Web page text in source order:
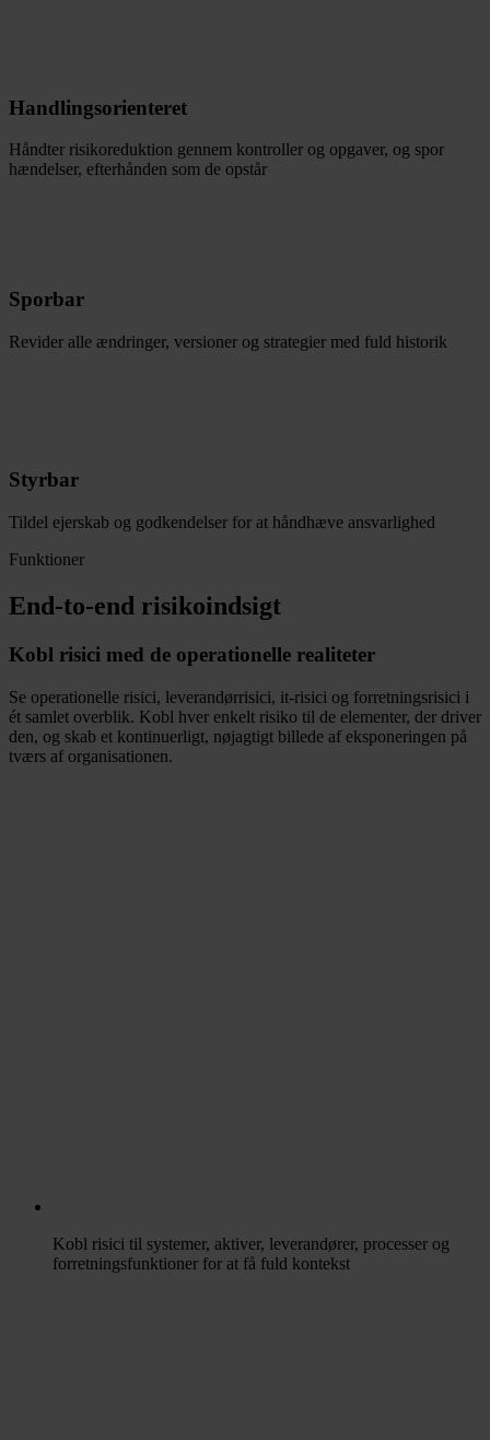
Handlingsorienteret
Håndter risikoreduktion gennem kontroller og opgaver, og spor
hændelser, efterhånden som de opstår
Sporbar
Revider alle ændringer, versioner og strategier med fuld historik
Styrbar
Tildel ejerskab og godkendelser for at håndhæve ansvarlighed
Funktioner
End-to-end risikoindsigt
Kobl risici med de operationelle realiteter
Se operationelle risici, leverandørrisici, it-risici og forretningsrisici i
ét samlet overblik. Kobl hver enkelt risiko til de elementer, der driver
den, og skab et kontinuerligt, nøjagtigt billede af eksponeringen på
tværs af organisationen.
Kobl risici til systemer, aktiver, leverandører, processer og
forretningsfunktioner for at få fuld kontekst